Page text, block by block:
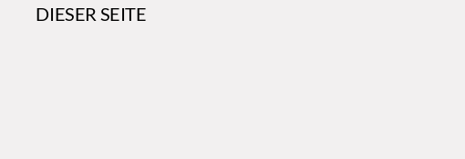
DIESER SEITE